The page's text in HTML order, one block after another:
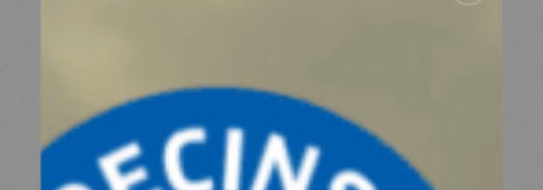
NOUS REJOINDRE
RESSOURCES